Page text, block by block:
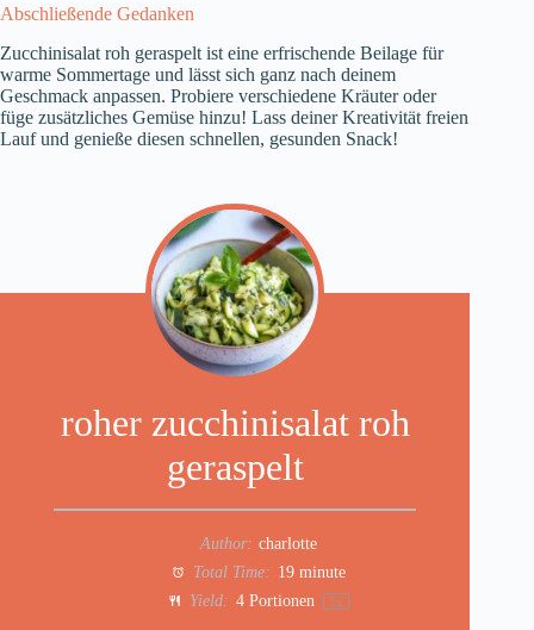
Abschließende Gedanken
Zucchinisalat roh geraspelt ist eine erfrischende Beilage für
warme Sommertage und lässt sich ganz nach deinem
Geschmack anpassen. Probiere verschiedene Kräuter oder
füge zusätzliches Gemüse hinzu! Lass deiner Kreativität freien
Lauf und genieße diesen schnellen, gesunden Snack!
roher zucchinisalat roh
geraspelt
Author: charlotte
Total Time: 19 minute
Yield: 4Portionen 1 x